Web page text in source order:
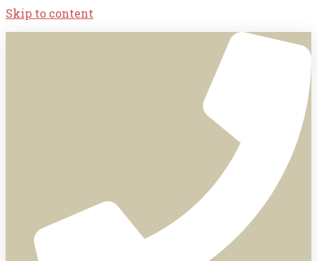
Skip to content